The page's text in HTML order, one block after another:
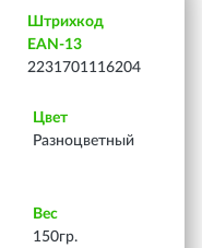
Штрихкод
EAN-13
2231701116204
Цвет
Разноцветный
Вес
150гр.